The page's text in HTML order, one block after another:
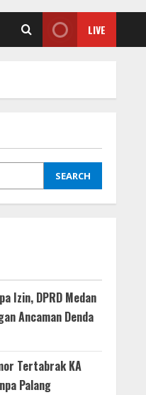
LIVE
SEARCH
Izin, DPRD Medan
Ancaman Denda
Tertabrak KA
Palang